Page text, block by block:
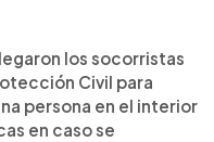
los socorristas
Civil para
persona en el interior
en caso se